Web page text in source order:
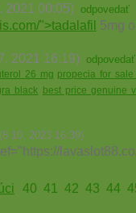
2021 00:05) odpovedať
">tadalafil 5mg
2021 16:19) odpovedať
26 mg propecia for sale
black best price genuine
(8.10. 2023 16:39)
40 41 42 43 44